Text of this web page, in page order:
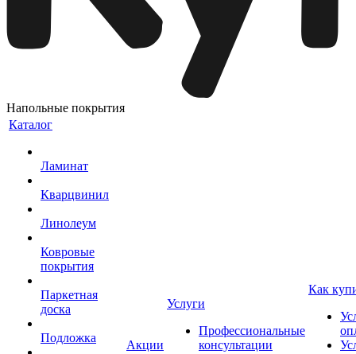
Напольные покрытия
Каталог
Ламинат
Кварцвинил
Линолеум
Ковровые
покрытия
Паркетная
доска
Подложка
Акции
Услуги
Профессиональные
консультации
Как